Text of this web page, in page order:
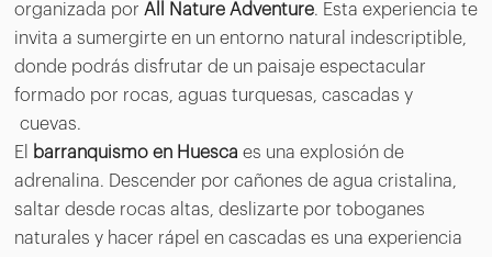
organizada por All Nature Adventure. Esta experiencia te
invita a sumergirte en un entorno natural indescriptible,
donde podrás disfrutar de un paisaje espectacular
formado por rocas, aguas turquesas, cascadas y
cuevas.
El
barranquismo en Huesca es una explosión de
adrenalina. Descender por cañones de agua cristalina,
saltar desde rocas altas, deslizarte por toboganes
naturales y hacer rápel en cascadas es una experiencia